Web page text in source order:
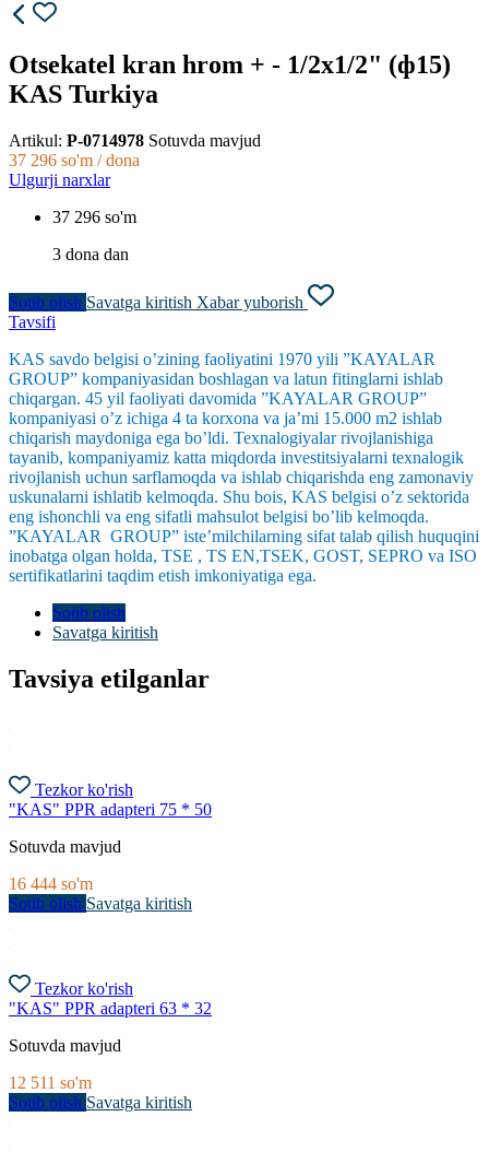
Otsekatel kran hrom + - 1/2x1/2" (ф15)
KAS Turkiya
Artikul: P-0714978 Sotuvda mavjud
37 296 so'm / dona
Ulgurji narxlar
37 296 so'm
3 dona dan
Sotib olish Savatga kiritish Xabar yuborish
Tavsifi
KAS savdo belgisi o’zining faoliyatini 1970 yili ”KAYALAR
GROUP” kompaniyasidan boshlagan va latun fitinglarni ishlab
chiqargan. 45 yil faoliyati davomida ”KAYALAR GROUP”
kompaniyasi o’z ichiga 4 ta korxona va ja’mi 15.000 m2 ishlab
chiqarish maydoniga ega bo’ldi. Texnalogiyalar rivojlanishiga
tayanib, kompaniyamiz katta miqdorda investitsiyalarni texnalogik
rivojlanish uchun sarflamoqda va ishlab chiqarishda eng zamonaviy
uskunalarni ishlatib kelmoqda. Shu bois, KAS belgisi o’z sektorida
eng ishonchli va eng sifatli mahsulot belgisi bo’lib kelmoqda.
”KAYALAR GROUP” iste’milchilarning sifat talab qilish huquqini
inobatga olgan holda, TSE , TS EN,TSEK, GOST, SEPRO va ISO
sertifikatlarini taqdim etish imkoniyatiga ega.
Sotib olish
Savatga kiritish
Tavsiya etilganlar
Tezkor ko'rish
"KAS" PPR adapteri 75 * 50
Sotuvda mavjud
16 444 so'm
Sotib olish Savatga kiritish
Tezkor ko'rish
"KAS" PPR adapteri 63 * 32
Sotuvda mavjud
12 511 so'm
Sotib olish Savatga kiritish